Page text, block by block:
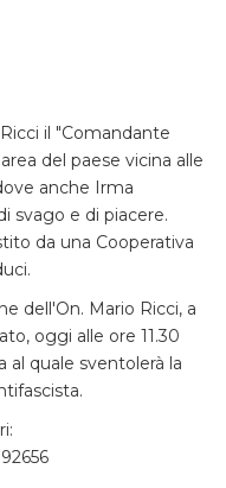
il "Comandante
del paese vicina alle
anche Irma
svago e di piacere.
da una Cooperativa
dell'On. Mario Ricci, a
oggi alle ore 11.30
al quale sventolerà la